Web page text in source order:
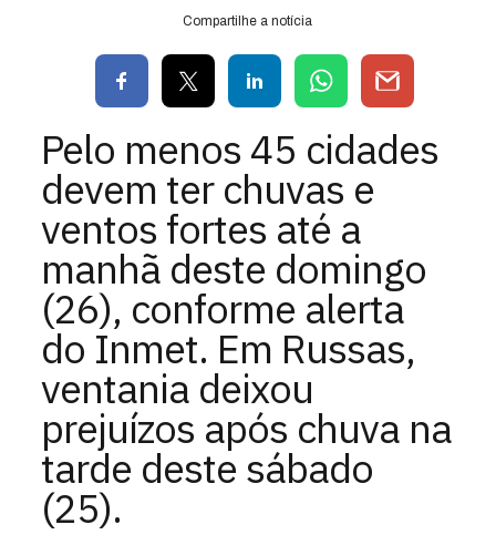
Compartilhe a notícia
Pelo menos 45 cidades
devem ter chuvas e
ventos fortes até a
manhã deste domingo
(26), conforme alerta
do Inmet. Em Russas,
ventania deixou
prejuízos após chuva na
tarde deste sábado
(25).